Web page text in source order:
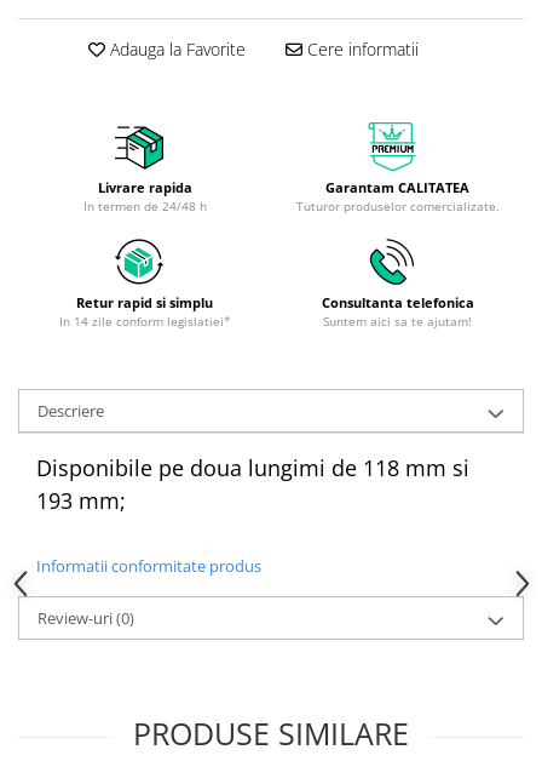
Adauga la Favorite Cere informatii
Livrare rapida
In termen de 24/48 h
Garantam CALITATEA
Tuturor produselor comercializate.
Retur rapid si simplu
In 14 zile conform legislatiei*
Consultanta telefonica
Suntem aici sa te ajutam!
Descriere
Disponibile pe doua lungimi de 118 mm si
193 mm;
Informatii conformitate produs
Review-uri(0)
PRODUSE SIMILARE